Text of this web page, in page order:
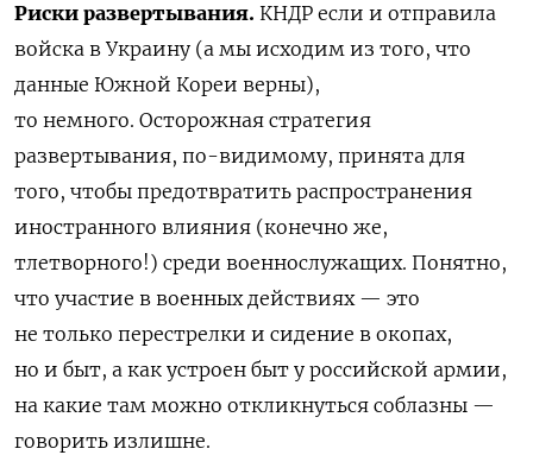
Риски развертывания. КНДР если и отправила
войска в Украину (а мы исходим из того, что
данные Южной Кореи верны),
то немного. Осторожная стратегия
развертывания, по-видимому, принята для
того, чтобы предотвратить распространения
иностранного влияния (конечно же,
тлетворного!) среди военнослужащих. Понятно,
что участие в военных действиях — это
не только перестрелки и сидение в окопах,
но и быт, а как устроен быт у российской армии,
на какие там можно откликнуться соблазны —
говорить излишне.